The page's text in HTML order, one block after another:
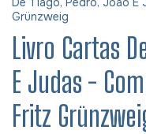
Grünzweig
Livro Cartas
E Judas -
Fritz